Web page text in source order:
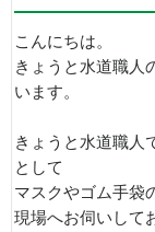
こんにちは。
きょうと水道職人
います。
きょうと水道職人
として
マスクやゴム手袋
現場へお伺いして